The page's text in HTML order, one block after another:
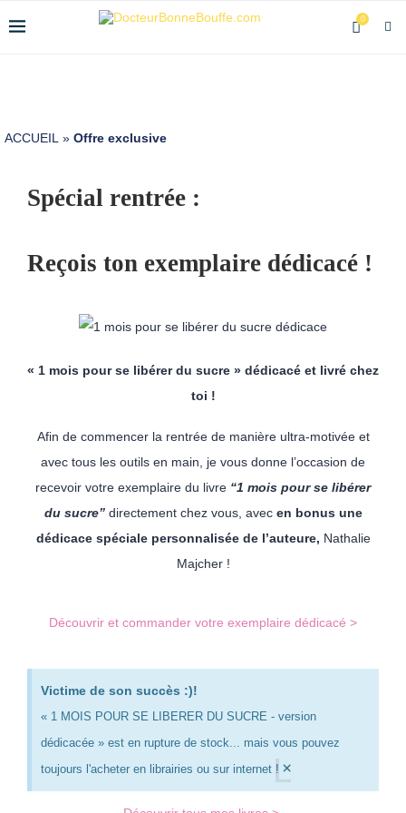
0
ACCUEIL » Offre exclusive
Spécial rentrée :
Reçois ton exemplaire dédicacé !
« 1 mois pour se libérer du sucre » dédicacé et livré chez
toi !
Afin de commencer la rentrée de manière ultra-motivée et
avec tous les outils en main, je vous donne l’occasion de
recevoir votre exemplaire du livre “1 mois pour se libérer
du sucre”directement chez vous, avec en bonus une
dédicace spéciale personnalisée de l’auteure, Nathalie
Majcher !
Découvrir et commander votre exemplaire dédicacé >
Victime de son succès :)!
« 1 MOIS POUR SE LIBERER DU SUCRE - version
dédicacée » est en rupture de stock... mais vous pouvez
toujours l'acheter en librairies ou sur internet ! ×